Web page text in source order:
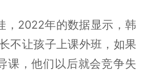
，2022年的数据显示，韩
不让孩子上课外班，如果
课，他们以后就会竞争失